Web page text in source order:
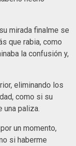
mirada finalme se
que rabia, como
la confusión y,
eliminando los
como si su
una paliza.
un momento,
si haberme